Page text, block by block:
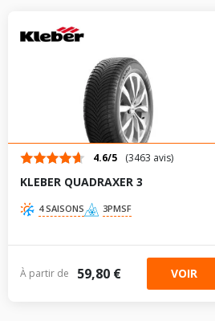
225/60R16 97 H
215/65R15 95 H
205/65R15 93 S
215/60R16 94 S
TABLEAU DE PRESSION DE
4.6/5 (3463 avis)
KLEBER QUADRAXER 3
4 SAISONS 3PMSF
À partir de 59,80 € VOIR